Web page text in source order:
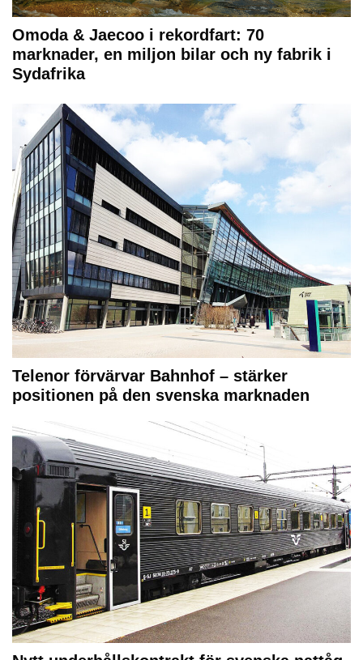
Omoda & Jaecoo i rekordfart: 70
marknader, en miljon bilar och ny fabrik i
Sydafrika
Telenor förvärvar Bahnhof – stärker
positionen på den svenska marknaden